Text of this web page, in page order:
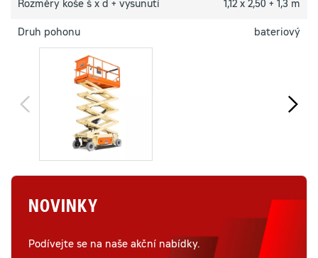
Rozměry koše š x d + vysunutí 1,12 x 2,50 + 1,3 m
Druh pohonu bateriový
NOVINKY
Podívejte se na naše akční nabídky.